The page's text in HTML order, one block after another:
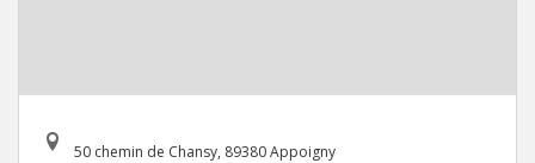
50 chemin de Chansy, 89380 Appoigny